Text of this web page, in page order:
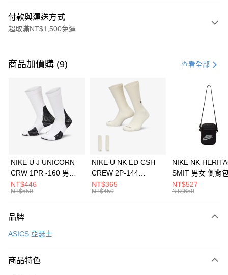
付款與運送方式
超取滿NT$1,500免運
信用卡一次付款
3 期 0 利率 每期 21家銀行
合作金庫商業銀行
第一商業銀行
華南商業銀行
彰化商業銀行
上海商業儲蓄銀行
元大商業銀行
台灣樂天信用卡公司
Apple Pay
全盈+PAY
AFTEE先享後付
【關於「AFTEE先享後付」】
便利好安心！
３．安心：先確認商品／服務後，再付款。
運送方式
每筆NT$100，滿NT$1,500(含以上)免運費
商品加價購 (9) 查看全部
NIKE U J UNICORN
CRW 1PR -160 男女
中統襪 FZ3393100
NT$446
NT$550
NIKE U NK ED CSH
CREW 2P-144
EMBRDY 男女 短統襪
FZ3073133
NT$365
NT$450
NIKE NK
SMIT 男女 側背
BA5871010
NT$527
NT$650
品牌
ASICS 亞瑟士
商品特色